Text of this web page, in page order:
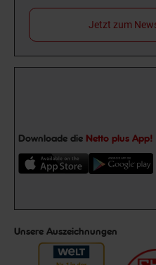
Jetzt zum
Downloade die Netto plus App!
Unsere Auszeichnungen